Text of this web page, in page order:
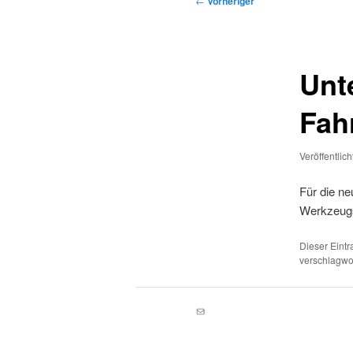
Für die
Dieser
E-Mail